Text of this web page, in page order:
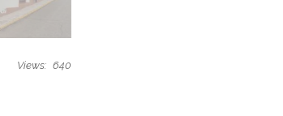
Views: 640